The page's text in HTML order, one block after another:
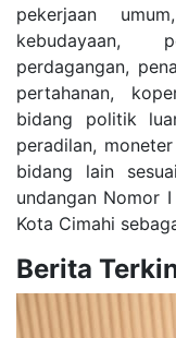
pekerjaan
kebudayaan,
perdagangan,
pertahanan,
bidang politik
peradilan,
bidang lain
undangan Nomor
Kota Cimahi
Berita